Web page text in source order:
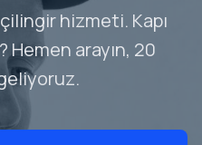
hizmeti. Kapı
Hemen arayın, 20